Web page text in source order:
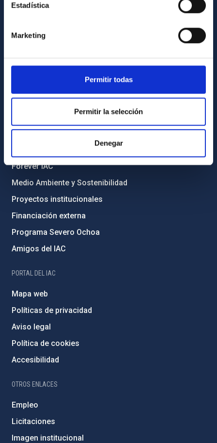
Estadística
Marketing
Permitir todas
Permitir la selección
Denegar
Cómo llegar al IAC
Biblioteca
INFORMACIÓN INSTITUCIONAL
Legislación
Código ético y política antifraude
Igualdad y diversidad de género
Forever IAC
Medio Ambiente y Sostenibilidad
Proyectos institucionales
Financiación externa
Programa Severo Ochoa
Amigos del IAC
PORTAL DEL IAC
Mapa web
Políticas de privacidad
Aviso legal
Política de cookies
Accesibilidad
OTROS ENLACES
Empleo
Licitaciones
Imagen institucional